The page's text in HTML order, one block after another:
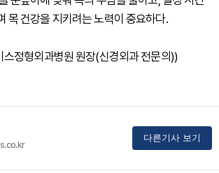
목 건강을 지키려는 노력이 중요하다.
스정형외과병원 원장(신경외과 전문의))
다른기사 보기